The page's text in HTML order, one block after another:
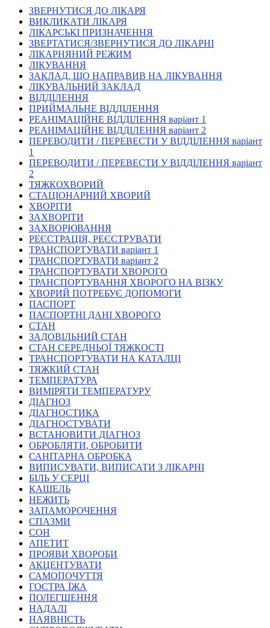
92 роки УТОГ
93 роки УТОГ
Історії та спогади ветеранів УТОГ
Кадрові зміни
Працевлаштування
Про глухих
Постаті в УТОГ
Все про УТОГ: ваші права, послуги та підтримка:
Важлива інформація
Благодійні справи
Історія глухих
Коронавірус
Брифінги
Офіційна інформація
Про УТОГ
Керівництво УТОГ
Громадські ради УТОГ ⩺
Всеукраїнська Рада голів обласних
організацій УТОГ
Всеукраїнська Рада ветеранів УТОГ
Всеукраїнська Рада перекладачів жестової
мови УТОГ
Всеукраїнська Рада директорів УТОГ
Молодіжні лідери УТОГ
Ветерани УТОГ
Мережа УТОГ
Підприємства УТОГ
Рекорди УТОГ
Видання УТОГ
Звіти
Посилання сторінок УТОГ
Контакти
Навчальні програми
Дошкільна освіта
Загальна освіта
Для абітурієнтів
Уроки
Українська жестова мова
Правознавство
Реєстр перекладачів жестової мови Українського
товариства глухих
Підготовка перекладачів
"Сервіс УТОГ"
Атестація
Безбар'єрність для глухих
Волинська область
ЗВЕРНУТИСЯ ДО ЛІКАРЯ
ВИКЛИКАТИ ЛІКАРЯ
ЛІКАРСЬКІ ПРИЗНАЧЕННЯ
ЗВЕРТАТИСЯ/ЗВЕРНУТИСЯ ДО ЛІКАРНІ
ЛІКАРНЯНИЙ РЕЖИМ
ЛІКУВАННЯ
ЗАКЛАД, ЩО НАПРАВИВ НА ЛІКУВАННЯ
ЛІКУВАЛЬНИЙ ЗАКЛАД
ВІДДІЛЕННЯ
ПРИЙМАЛЬНЕ ВІДДІЛЕННЯ
РЕАНІМАЦІЙНЕ ВІДДІЛЕННЯ варіант 1
РЕАНІМАЦІЙНЕ ВІДДІЛЕННЯ варіант 2
ПЕРЕВОДИТИ / ПЕРЕВЕСТИ У ВІДДІЛЕННЯ варіант
1
ПЕРЕВОДИТИ / ПЕРЕВЕСТИ У ВІДДІЛЕННЯ варіант
2
ТЯЖКОХВОРИЙ
СТАЦІОНАРНИЙ ХВОРИЙ
ХВОРІТИ
ЗАХВОРІТИ
ЗАХВОРЮВАННЯ
РЕЄСТРАЦІЯ, РЕЄСТРУВАТИ
ТРАНСПОРТУВАТИ варіант 1
ТРАНСПОРТУВАТИ варіант 2
ТРАНСПОРТУВАТИ ХВОРОГО
ТРАНСПОРТУВАННЯ ХВОРОГО НА ВІЗКУ
ХВОРИЙ ПОТРЕБУЄ ДОПОМОГИ
ПАСПОРТ
ПАСПОРТНІ ДАНІ ХВОРОГО
СТАН
ЗАДОВІЛЬНИЙ СТАН
СТАН СЕРЕДНЬОЇ ТЯЖКОСТІ
ТРАНСПОРТУВАТИ НА КАТАЛЦІ
ТЯЖКИЙ СТАН
ТЕМПЕРАТУРА
ВИМІРЯТИ ТЕМПЕРАТУРУ
ДІАГНОЗ
ДІАГНОСТИКА
ДІАГНОСТУВАТИ
ВСТАНОВИТИ ДІАГНОЗ
ОБРОБЛЯТИ, ОБРОБИТИ
САНІТАРНА ОБРОБКА
ВИПИСУВАТИ, ВИПИСАТИ З ЛІКАРНІ
БІЛЬ У СЕРЦІ
КАШЕЛЬ
НЕЖИТЬ
ЗАПАМОРОЧЕННЯ
СПАЗМИ
СОН
АПЕТИТ
ПРОЯВИ ХВОРОБИ
АКЦЕНТУВАТИ
САМОПОЧУТТЯ
ГОСТРА ЇЖА
ПОЛЕГШЕННЯ
НАДАЛІ
НАЯВНІСТЬ